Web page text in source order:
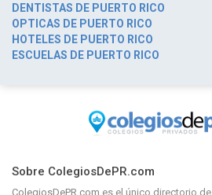
DENTISTAS DE PUERTO RICO
OPTICAS DE PUERTO RICO
HOTELES DE PUERTO RICO
ESCUELAS DE PUERTO RICO
Sobre ColegiosDePR.com
ColegiosDePR.com es el único directorio de